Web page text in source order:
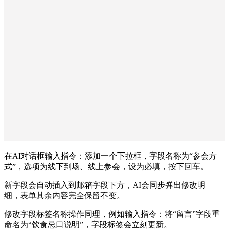
在AI对话框输入指令：添加一个下拉框，字段名称为“参会方
式”，选项为线下到场、线上参会，设为必填，按下回车。
新字段会自动插入到邮箱字段下方，AI会同步弹出修改明
细，表单其余内容完全保留不变。
修改字段标签名称操作同理，例如输入指令：将“留言”字段重
命名为“饮食忌口说明”，字段标签会立刻更新。